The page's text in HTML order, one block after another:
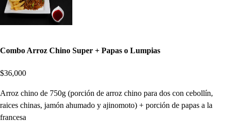
Combo Arroz Chino Super + Papas o Lumpias
$36,000
Arroz chino de 750g (porción de arroz chino para dos con cebollín,
raices chinas, jamón ahumado y ajinomoto) + porción de papas a la
francesa